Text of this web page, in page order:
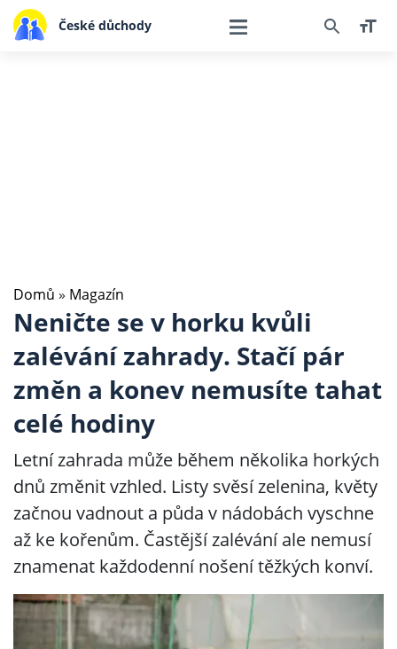
České důchody
Domů » Magazín
Neničte se v horku kvůli
zalévání zahrady. Stačí pár
změn a konev nemusíte tahat
celé hodiny
Letní zahrada může během několika horkých
dnů změnit vzhled. Listy svěsí zelenina, květy
začnou vadnout a půda v nádobách vyschne
až ke kořenům. Častější zalévání ale nemusí
znamenat každodenní nošení těžkých konví.